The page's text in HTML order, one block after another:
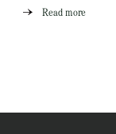
Read more